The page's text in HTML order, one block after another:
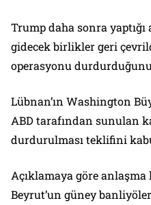
Trump daha sonra yaptığı
gidecek birlikler geri
operasyonu
Lübnan’ın Washington
ABD tarafından sunulan
durdurulması teklifini
Açıklamaya göre anlaşma
Beyrut’un güney